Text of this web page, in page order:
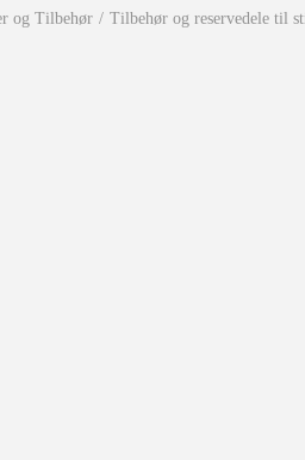
og Tilbehør / Tilbehør og reservedele til